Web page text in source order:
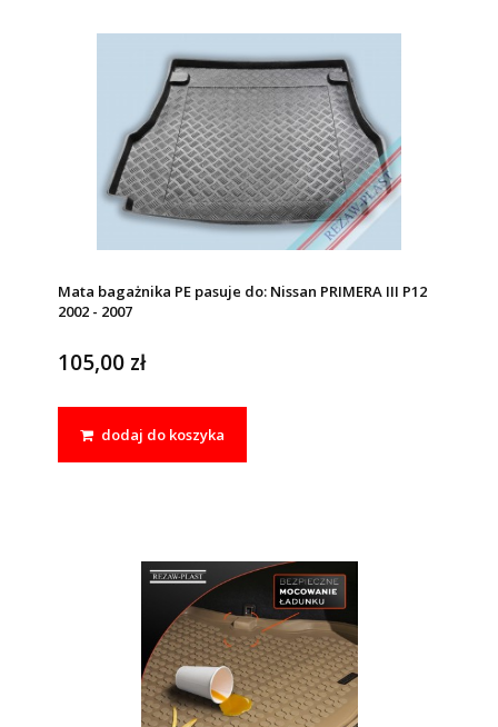
Mata bagażnika PE pasuje do: Nissan PRIMERA III P12
2002 - 2007
105,00 zł
dodaj do koszyka